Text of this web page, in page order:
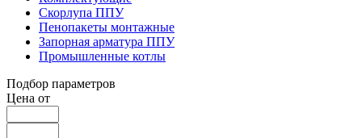
Скорлупа ППУ
Пенопакеты монтажные
Запорная арматура ППУ
Промышленные котлы
Подбор параметров
Цена от